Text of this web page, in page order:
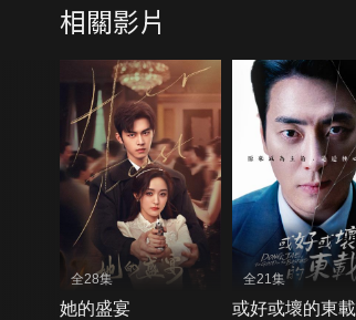
相關影片
全28集
她的盛宴
全21集
或好或壞的東載